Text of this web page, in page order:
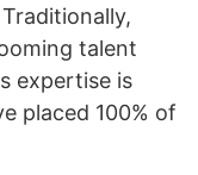
talent
expertise is
placed 100% of